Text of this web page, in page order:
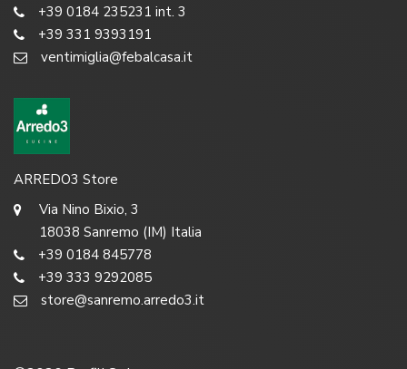
+39 0184 235231 int. 3
+39 331 9393191
ventimiglia@febalcasa.it
ARREDO3 Store
Via Nino Bixio, 3
18038 Sanremo (IM) Italia
+39 0184 845778
+39 333 9292085
store@sanremo.arredo3.it